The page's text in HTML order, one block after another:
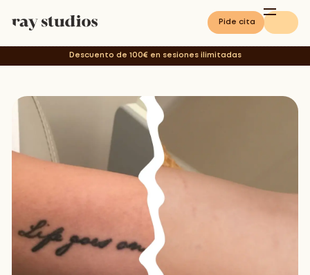
Pide cita
Descuento de 100€ en sesiones ilimitadas